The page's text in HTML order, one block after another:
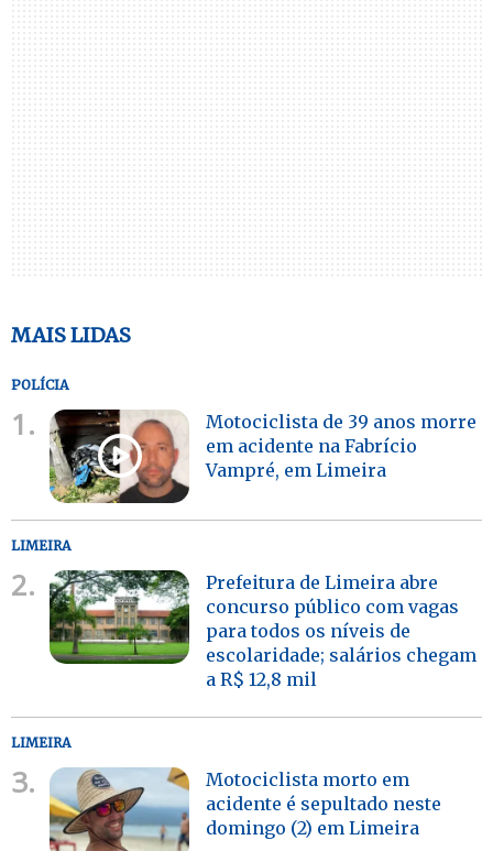
MAIS LIDAS
POLÍCIA
1.
Motociclista de 39 anos morre
em acidente na Fabrício
Vampré, em Limeira
LIMEIRA
2.
Prefeitura de Limeira abre
concurso público com vagas
para todos os níveis de
escolaridade; salários chegam
a R$ 12,8 mil
LIMEIRA
3.
Motociclista morto em
acidente é sepultado neste
domingo (2) em Limeira